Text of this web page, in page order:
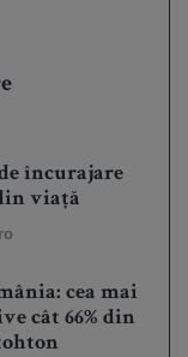
încurajare
viață
cea mai
cât 66% din